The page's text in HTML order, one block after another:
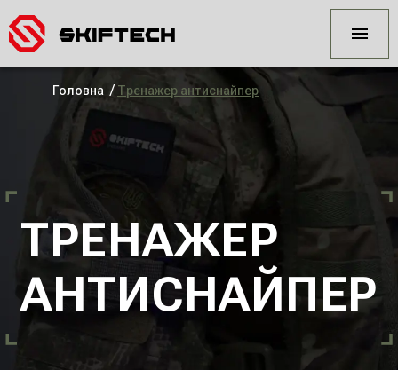
Головна / Тренажер антиснайпер
ТРЕНАЖЕР
АНТИСНАЙПЕР